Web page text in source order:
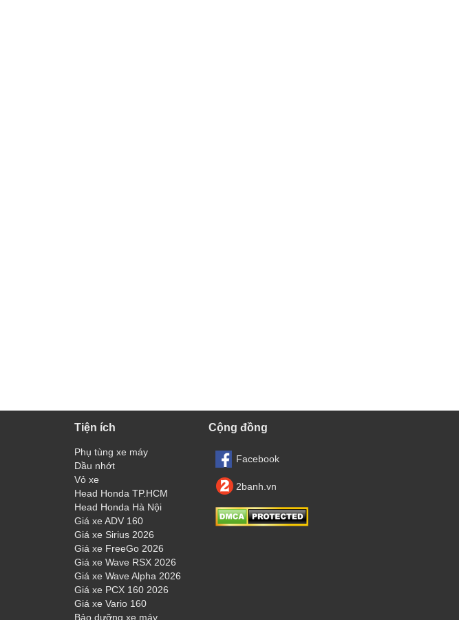
Tiện ích
Phụ tùng xe máy
Dầu nhớt
Vỏ xe
Head Honda TP.HCM
Head Honda Hà Nội
Giá xe ADV 160
Giá xe Sirius 2026
Giá xe FreeGo 2026
Giá xe Wave RSX 2026
Giá xe Wave Alpha 2026
Giá xe PCX 160 2026
Giá xe Vario 160
Bảo dưỡng xe máy
Cộng đồng
Facebook
2banh.vn